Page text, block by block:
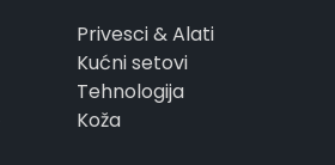
Privesci & Alati
Kućni setovi
Tehnologija
Koža